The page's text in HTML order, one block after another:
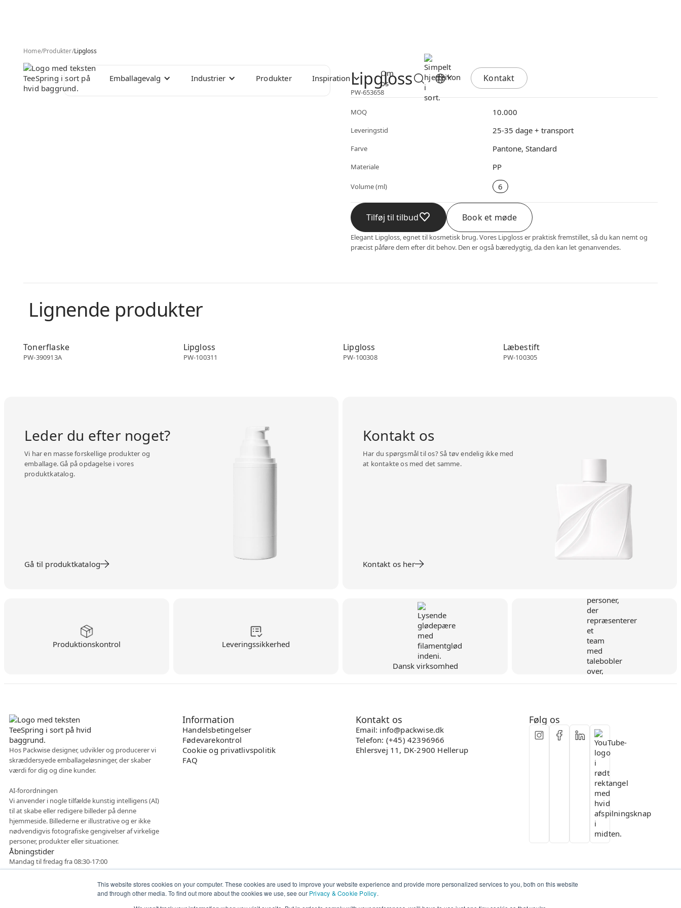
This website stores cookies on your computer. These cookies are used to improve your website experience and provide more personalized services to you, both on this website
and through other media. To find out more about the cookies we use, see our Privacy & Cookie Policy.
Emballagevalg Industrier Produkter Inspiration
Om
os
Kontakt
Home/Produkter/Lipgloss
Lipgloss
PW-653658
MOQ 10.000
Leveringstid 25-35 dage + transport
Farve Pantone, Standard
Materiale PP
Volume (ml) 6
Tilføj til tilbud Book et møde
Elegant Lipgloss, egnet til kosmetisk brug. Vores Lipgloss er praktisk fremstillet, så du kan nemt og
præcist påføre dem efter dit behov. Den er også bæredygtig, da den kan let genanvendes.
Lignende produkter
Tonerflaske
PW-390913A
Lipgloss
PW-100311
Lipgloss
PW-100308
Læbestift
PW-100305
Leder du efter noget?
Vi har en masse forskellige produkter og
emballage. Gå på opdagelse i vores
produktkatalog.
Gå til produktkatalog
Kontakt os
Har du spørgsmål til os? Så tøv endelig ikke med
at kontakte os med det samme.
Kontakt os her
Produktionskontrol Leveringssikkerhed
Dansk virksomhed
Hos Packwise designer, udvikler og producerer vi
skræddersyede emballageløsninger, der skaber
værdi for dig og dine kunder.
AI-forordningen
Vi anvender i nogle tilfælde kunstig intelligens (AI)
til at skabe eller redigere billeder på denne
hjemmeside. Billederne er illustrative og er ikke
nødvendigvis fotografiske gengivelser af virkelige
personer, produkter eller situationer.
Åbningstider
Mandag til fredag fra 08:30-17:00
Information
Handelsbetingelser
Fødevarekontrol
Cookie og privatlivspolitik
FAQ
Kontakt os
Email: info@packwise.dk
Telefon: (+45) 42396966
Ehlersvej 11, DK-2900 Hellerup
Følg os